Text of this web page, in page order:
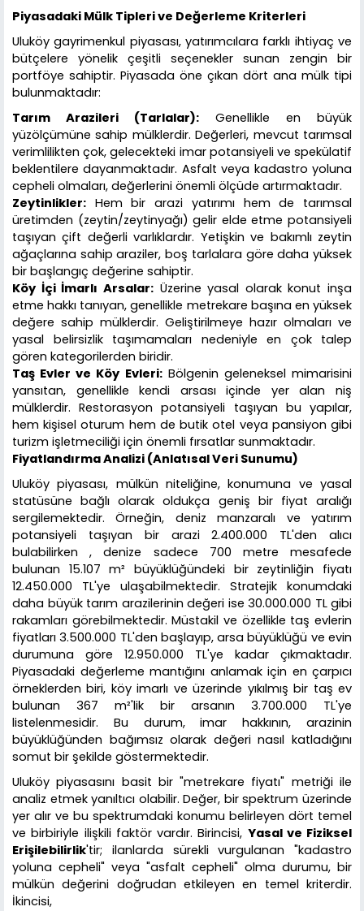
Piyasadaki Mülk Tipleri ve Değerleme Kriterleri
Uluköy gayrimenkul piyasası, yatırımcılara farklı ihtiyaç ve
bütçelere yönelik çeşitli seçenekler sunan zengin bir
portföye sahiptir. Piyasada öne çıkan dört ana mülk tipi
bulunmaktadır:
Tarım Arazileri (Tarlalar): Genellikle en büyük
yüzölçümüne sahip mülklerdir. Değerleri, mevcut tarımsal
verimlilikten çok, gelecekteki imar potansiyeli ve spekülatif
beklentilere dayanmaktadır. Asfalt veya kadastro yoluna
cepheli olmaları, değerlerini önemli ölçüde artırmaktadır.
Zeytinlikler: Hem bir arazi yatırımı hem de tarımsal
üretimden (zeytin/zeytinyağı) gelir elde etme potansiyeli
taşıyan çift değerli varlıklardır. Yetişkin ve bakımlı zeytin
ağaçlarına sahip araziler, boş tarlalara göre daha yüksek
bir başlangıç değerine sahiptir.
Köy İçi İmarlı Arsalar:Üzerine yasal olarak konut inşa
etme hakkı tanıyan, genellikle metrekare başına en yüksek
değere sahip mülklerdir. Geliştirilmeye hazır olmaları ve
yasal belirsizlik taşımamaları nedeniyle en çok talep
gören kategorilerden biridir.
Taş Evler ve Köy Evleri:Bölgenin geleneksel mimarisini
yansıtan, genellikle kendi arsası içinde yer alan niş
mülklerdir. Restorasyon potansiyeli taşıyan bu yapılar,
hem kişisel oturum hem de butik otel veya pansiyon gibi
turizm işletmeciliği için önemli fırsatlar sunmaktadır.
Fiyatlandırma Analizi (Anlatısal Veri Sunumu)
Uluköy piyasası, mülkün niteliğine, konumuna ve yasal
statüsüne bağlı olarak oldukça geniş bir fiyat aralığı
sergilemektedir. Örneğin, deniz manzaralı ve yatırım
potansiyeli taşıyan bir arazi 2.400.000 TL'den alıcı
bulabilirken , denize sadece 700 metre mesafede
bulunan 15.107 m² büyüklüğündeki bir zeytinliğin fiyatı
12.450.000 TL'ye ulaşabilmektedir. Stratejik konumdaki
daha büyük tarım arazilerinin değeri ise 30.000.000 TL gibi
rakamları görebilmektedir. Müstakil ve özellikle taş evlerin
fiyatları 3.500.000 TL'den başlayıp, arsa büyüklüğü ve evin
durumuna göre 12.950.000 TL'ye kadar çıkmaktadır.
Piyasadaki değerleme mantığını anlamak için en çarpıcı
örneklerden biri, köy imarlı ve üzerinde yıkılmış bir taş ev
bulunan 367 m²'lik bir arsanın 3.700.000 TL'ye
listelenmesidir. Bu durum, imar hakkının, arazinin
büyüklüğünden bağımsız olarak değeri nasıl katladığını
somut bir şekilde göstermektedir.
Uluköy piyasasını basit bir "metrekare fiyatı" metriği ile
analiz etmek yanıltıcı olabilir. Değer, bir spektrum üzerinde
yer alır ve bu spektrumdaki konumu belirleyen dört temel
ve birbiriyle ilişkili faktör vardır. Birincisi, Yasal ve Fiziksel
Erişilebilirlik'tir; ilanlarda sürekli vurgulanan "kadastro
yoluna cepheli" veya "asfalt cepheli" olma durumu, bir
mülkün değerini doğrudan etkileyen en temel kriterdir.
İkincisi,